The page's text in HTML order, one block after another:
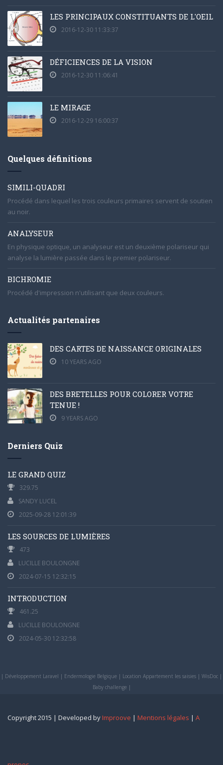
LES PRINCIPAUX CONSTITUANTS DE L'OEIL
2016-12-30 11:33:37
DÉFICIENCES DE LA VISION
2016-12-30 11:06:41
LE MIRAGE
2016-12-29 16:00:37
Quelques définitions
SIMILI-QUADRI
Procédé dans lequel les trois couleurs primaires servent de soutien
au noir.
ANALYSEUR
En physique optique, un analyseur est un deuxième polariseur qui
analyse la lumière passée dans le premier polariseur.
BICHROMIE
Procédé d'impression n'utilisant que deux couleurs.
Actualités partenaires
DES CARTES DE NAISSANCE ORIGINALES
10 YEARS AGO
DES BRETELLES POUR COLORER VOTRE
TENUE !
9 YEARS AGO
Derniers Quiz
LE GRAND QUIZ
329.75
SANDY LUCEL
2025-09-28 12:01:39
LES SOURCES DE LUMIÈRES
473
LUCILLE BOULONGNE
2024-07-15 12:32:15
INTRODUCTION
461.25
LUCILLE BOULONGNE
2024-05-30 12:32:58
| Développement Laravel | Endermologie Belgique | Location Appartement les saisies | WisDoc |
Baby challenge|
Copyright 2015 | Developed byImproove | Mentions légales | A